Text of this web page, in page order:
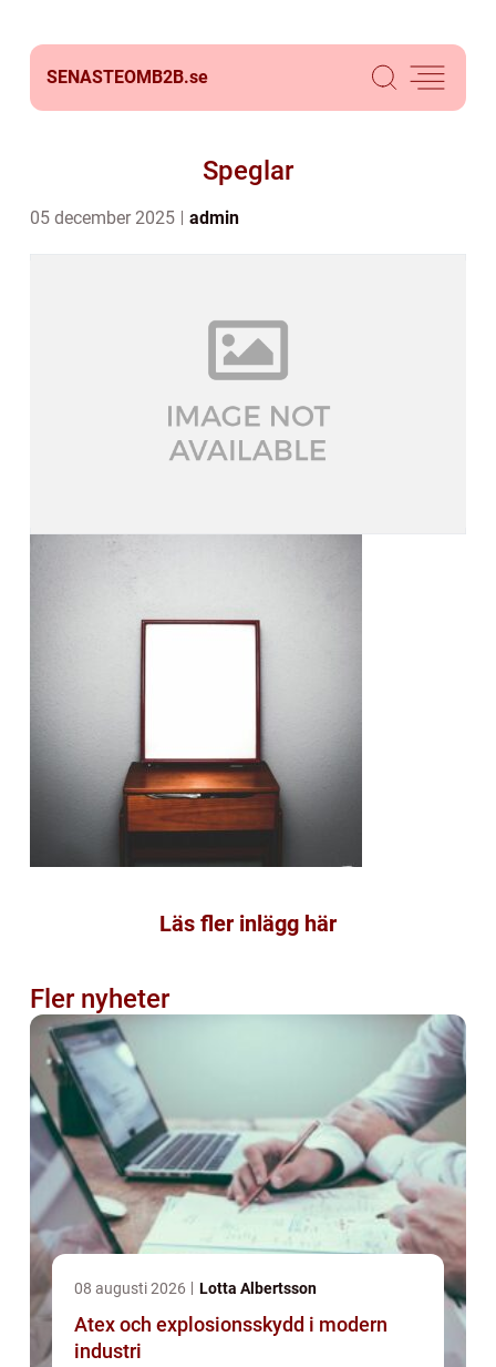
SENASTEOMB2B.se
Speglar
05 december 2025 admin
Läs fler inlägg här
Fler nyheter
08 augusti 2026 Lotta Albertsson
Atex och explosionsskydd i modern
industri